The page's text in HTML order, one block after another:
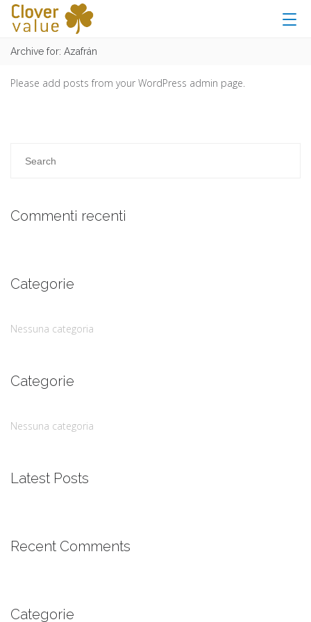
Archive for: Azafrán
Please add posts from your WordPress admin page.
Commenti recenti
Categorie
Nessuna categoria
Categorie
Nessuna categoria
Latest Posts
Recent Comments
Categorie